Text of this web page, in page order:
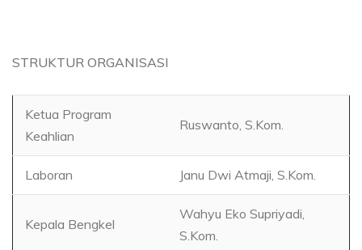
STRUKTUR ORGANISASI
Ketua Program
Keahlian
Ruswanto, S.Kom.
Laboran Janu Dwi Atmaji, S.Kom.
Kepala Bengkel
Wahyu Eko Supriyadi,
S.Kom.